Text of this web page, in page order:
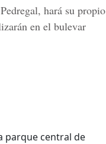
hará su propio
en el bulevar
parque central de